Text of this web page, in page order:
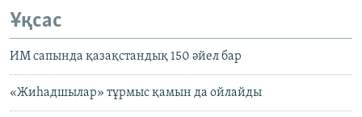
Ұқсас
ИМ сапында қазақстандық 150 әйел бар
«Жиһадшылар» тұрмыс қамын да ойлайды